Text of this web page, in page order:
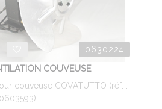
0630224
COUVEUSE
couveuse COVATUTTO (réf. :
0603593).